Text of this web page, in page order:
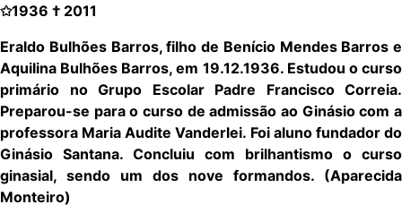
✩1936 † 2011
Eraldo Bulhões Barros, filho de Benício Mendes Barros e
Aquilina Bulhões Barros, em 19.12.1936. Estudou o curso
primário no Grupo Escolar Padre Francisco Correia.
Preparou-se para o curso de admissão ao Ginásio com a
professora Maria Audite Vanderlei. Foi aluno fundador do
Ginásio Santana. Concluiu com brilhantismo o curso
ginasial, sendo um dos nove formandos. (Aparecida
Monteiro)